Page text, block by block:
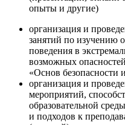
опыты и другие)
организация и
занятий по изучению
поведения в
возможных
«Основ
организация и
мероприятий,
образовательной
и подходов к